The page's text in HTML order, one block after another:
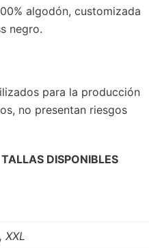
algodón, customizada
negro.
para la producción
no presentan riesgos
DISPONIBLES
XXL